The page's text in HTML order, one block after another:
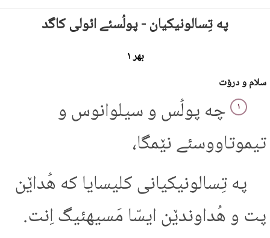
په تِسالونیکیان - پولُسئے ائولی کاگد
بهر ۱
سلام و درۆت
۱ چه پولُس و سیلوانوس و
تیموتاووسئے نێمگا،
په تِسالونیکیانی کلیسایا که هُداێن
پت و هُداوندێن ایسّا مَسیهئیگ اِنت.